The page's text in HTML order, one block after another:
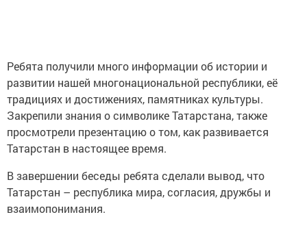
Ребята получили много информации об истории и
развитии нашей многонациональной республики, её
традициях и достижениях, памятниках культуры.
Закрепили знания о символике Татарстана, также
просмотрели презентацию о том, как развивается
Татарстан в настоящее время.
В завершении беседы ребята сделали вывод, что
Татарстан – республика мира, согласия, дружбы и
взаимопонимания.